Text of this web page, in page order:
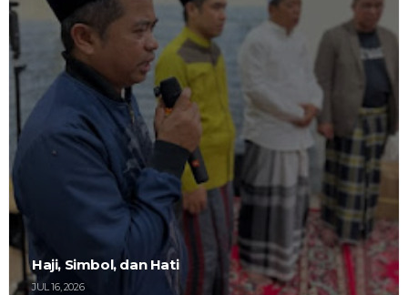
Haji, Simbol, dan Hati
JUL 16, 2026